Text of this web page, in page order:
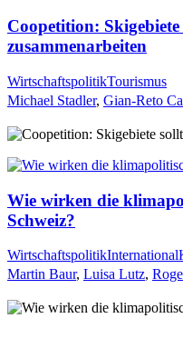
Coopetition:
zusammenarbeiten
WirtschaftspolitikTourismus
Michael Stadler, Gian-Reto
Wie wirken die
Schweiz?
WirtschaftspolitikInternational
Martin Baur, Luisa Lutz,